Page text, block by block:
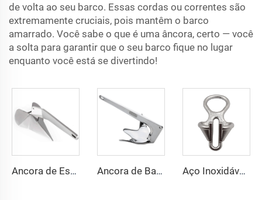
de volta ao seu barco. Essas cordas ou correntes são
extremamente cruciais, pois mantêm o barco
amarrado. Você sabe o que é uma âncora, certo — você
a solta para garantir que o seu barco fique no lugar
enquanto você está se divertindo!
Ancora de Estilo Delta para Docagem de Barco de Aço Inoxidável Marítimo Grau 316 Ancora de Barco Estilo Bruce de Aço Inoxidável 316 Marítimo Aço Inoxidável 316 Barco Âncora Corrente Parador